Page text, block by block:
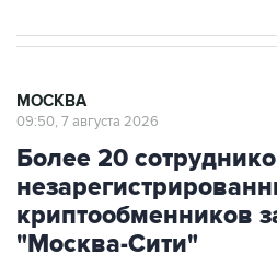
МОСКВА
09:50, 7 августа 2026
Более 20
криптообменников
"Москва-Сити"